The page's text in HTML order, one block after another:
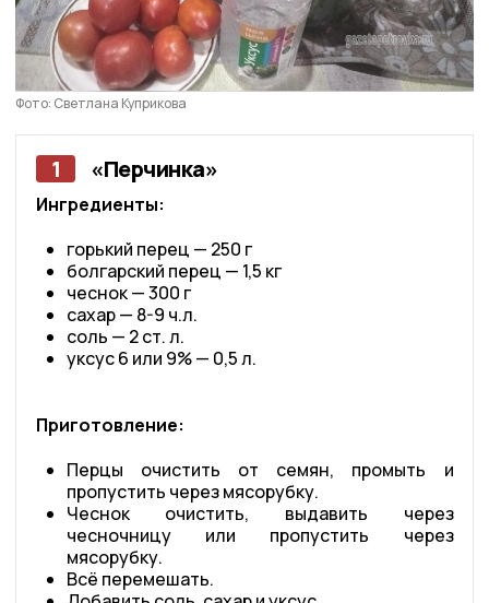
Фото: Светлана Куприкова
1 «Перчинка»
Ингредиенты:
горький перец — 250 г
болгарский перец — 1,5 кг
чеснок — 300 г
сахар — 8-9 ч.л.
соль — 2 ст. л.
уксус 6 или 9% — 0,5 л.
Приготовление:
Перцы очистить от семян, промыть и
пропустить через мясорубку.
Чеснок очистить, выдавить через
чесночницу или пропустить через
мясорубку.
Всё перемешать.